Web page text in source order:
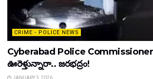
CRIME - POLICE NEWS
Cyberabad Police
ఊరెళ్తున్నారా.. జరభద్రం!
JANUARY 3, 2026